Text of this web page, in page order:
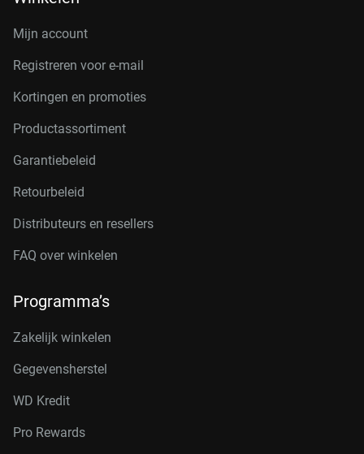
Mijn account
Registreren voor e-mail
Kortingen en promoties
Productassortiment
Garantiebeleid
Retourbeleid
Distributeurs en resellers
FAQ over winkelen
Programma’s
Zakelijk winkelen
Gegevensherstel
WD Kredit
Pro Rewards